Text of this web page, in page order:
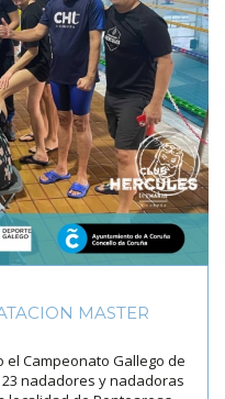
MASTER
Campeonato Gallego de
nadadores y nadadoras